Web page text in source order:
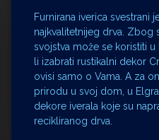
Furnirana iverica svestrani
najkvalitetnijeg drva. Zbog
svojstva može se koristiti
li izabrati rustikalni dekor
ovisi samo o Vama. A za
prirodu u svoj dom, u
dekore iverala koje su
recikliranog drva.